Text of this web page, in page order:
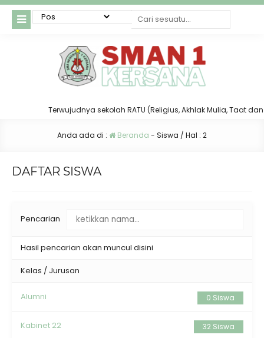
Terwujudnya sekolah RATU (Religius, Akhlak Mulia, Taat dan
Anda ada di : Beranda - Siswa / Hal : 2
DAFTAR SISWA
Pencarian
Hasil pencarian akan muncul disini
Kelas / Jurusan
Alumni 0 Siswa
Kabinet 22 32 Siswa